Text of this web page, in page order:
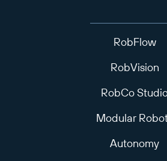
RobFlow
RobVision
RobCo
Modular
Autonomy